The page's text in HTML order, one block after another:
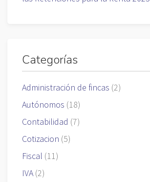
Categorías
Administración de fincas (2)
Autónomos (18)
Contabilidad (7)
Cotizacion (5)
Fiscal (11)
IVA(2)